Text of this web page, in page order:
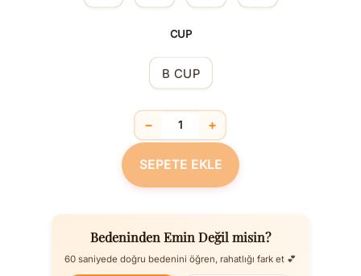
CUP
B CUP
Fantezi Çiçek Desenli Destekli Balenli
− +
SEPETE EKLE
Bedeninden Emin Değil misin?
60 saniyede doğru bedenini öğren, rahatlığı fark et 💕